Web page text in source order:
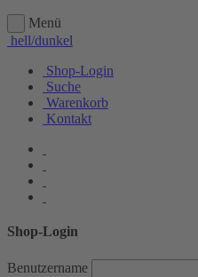
Menü
hell/dunkel
Shop-Login
Suche
Warenkorb
Kontakt
Shop-Login
Benutzername